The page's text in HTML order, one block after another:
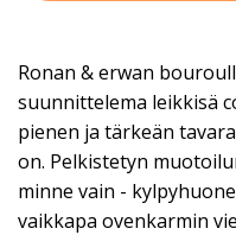
Ronan & erwan
suunnittelema leikkisä
pienen ja tärkeän
on. Pelkistetyn
minne vain -
vaikkapa ovenkarmin